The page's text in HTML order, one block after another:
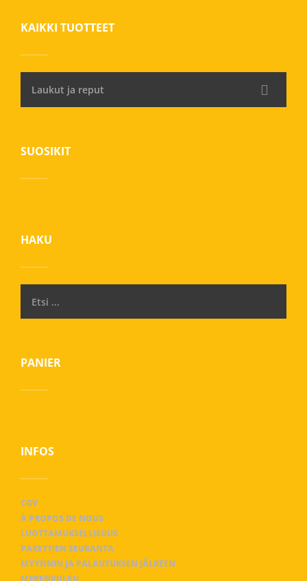
KAIKKI TUOTTEET
Laukut ja reput
SUOSIKIT
HAKU
PANIER
INFOS
CGV
À PROPOS DE NOUS
LUOTTAMUKSELLISUUS
PAKETTIEN SEURANTA
MYYNNIN JA PALAUTUKSEN JÄLKEEN